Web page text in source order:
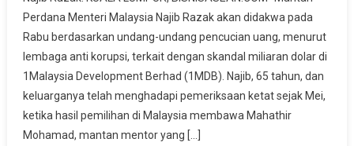
Najib
Didakwa
Lakukan
Pencucian
Uang
Perdana Menteri Malaysia Najib Razak akan didakwa pada
Rabu berdasarkan undang-undang pencucian uang, menurut
lembaga anti korupsi, terkait dengan skandal miliaran dolar di
1Malaysia Development Berhad (1MDB). Najib, 65 tahun, dan
keluarganya telah menghadapi pemeriksaan ketat sejak Mei,
ketika hasil pemilihan di Malaysia membawa Mahathir
Mohamad, mantan mentor yang […]